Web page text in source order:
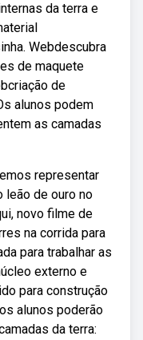
da terra e
Webdescubra
de maquete
de
alunos podem
as camadas
representar
leão de ouro no
novo filme de
na corrida para
para trabalhar as
externo e
para construção
alunos poderão
da terra: